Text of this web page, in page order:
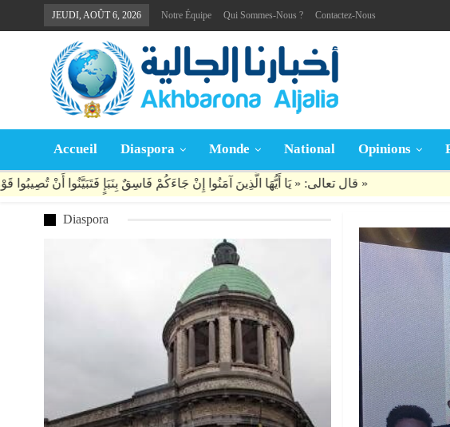
JEUDI, AOÛT 6, 2026 Notre Équipe Qui Sommes-Nous ? Contactez-Nous
Accueil Diaspora Monde National Opinions
Diaspora